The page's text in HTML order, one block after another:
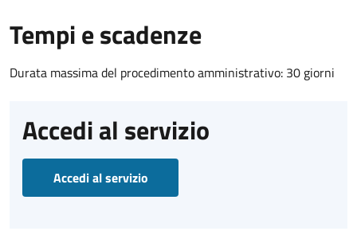
Tempi e scadenze
Durata massima del procedimento amministrativo: 30 giorni
Accedi al servizio
Accedi al servizio